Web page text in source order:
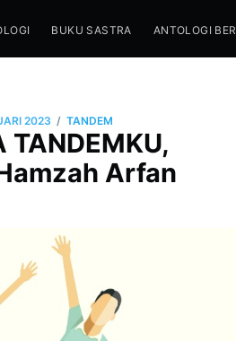
BUKU SASTRA ANTOLOGI
2023 / TANDEM
TANDEMKU,
Arfan